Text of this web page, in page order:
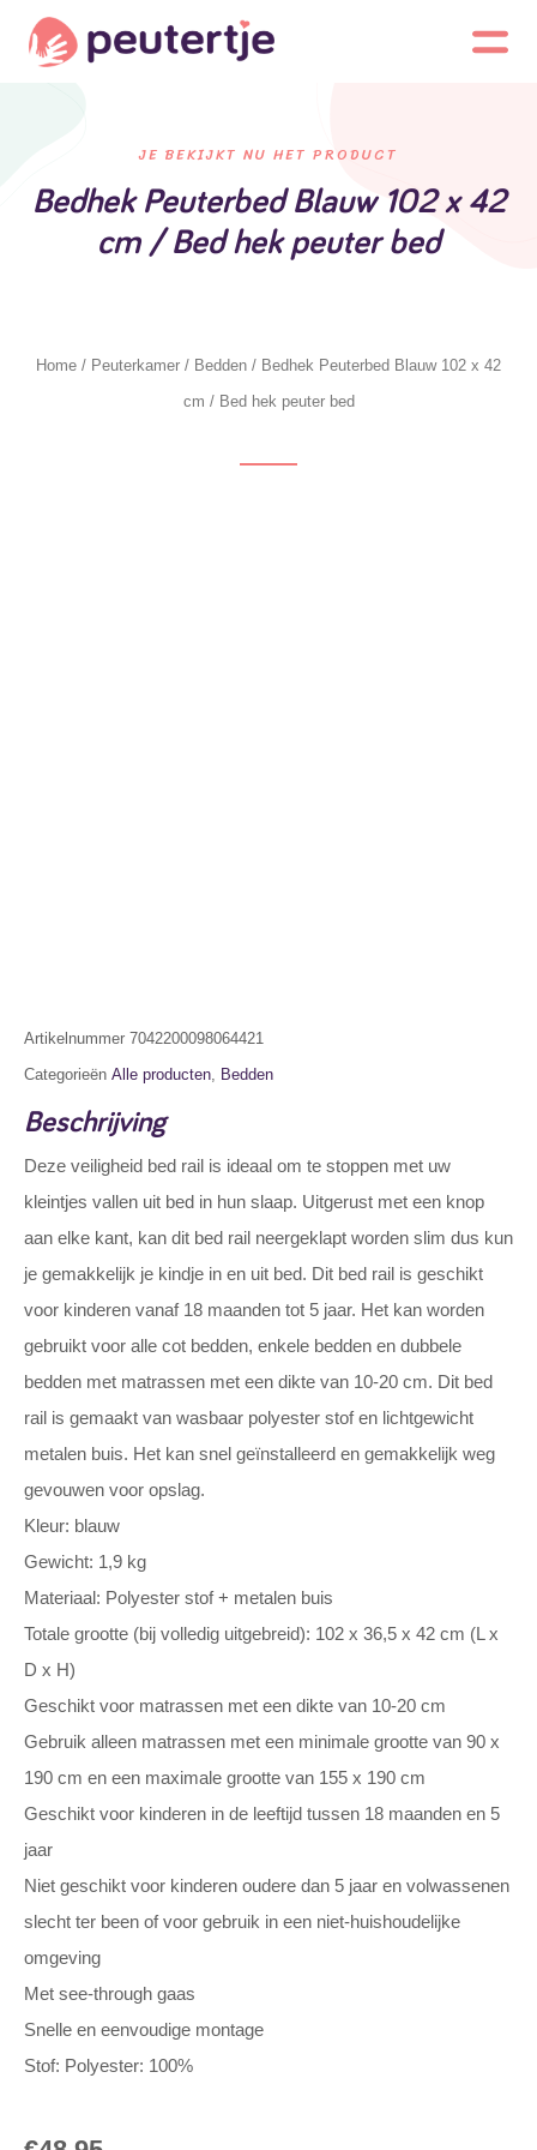
JE BEKIJKT NU HET PRODUCT
Bedhek Peuterbed Blauw 102 x 42
cm / Bed hek peuter bed
Home / Peuterkamer / Bedden / Bedhek Peuterbed Blauw 102 x 42
cm / Bed hek peuter bed
Artikelnummer 7042200098064421
Categorieën Alle producten, Bedden
Beschrijving
Deze veiligheid bed rail is ideaal om te stoppen met uw
kleintjes vallen uit bed in hun slaap. Uitgerust met een knop
aan elke kant, kan dit bed rail neergeklapt worden slim dus kun
je gemakkelijk je kindje in en uit bed. Dit bed rail is geschikt
voor kinderen vanaf 18 maanden tot 5 jaar. Het kan worden
gebruikt voor alle cot bedden, enkele bedden en dubbele
bedden met matrassen met een dikte van 10-20 cm. Dit bed
rail is gemaakt van wasbaar polyester stof en lichtgewicht
metalen buis. Het kan snel geïnstalleerd en gemakkelijk weg
gevouwen voor opslag.
Kleur: blauw
Gewicht: 1,9 kg
Materiaal: Polyester stof + metalen buis
Totale grootte (bij volledig uitgebreid): 102 x 36,5 x 42 cm (L x
D x H)
Geschikt voor matrassen met een dikte van 10-20 cm
Gebruik alleen matrassen met een minimale grootte van 90 x
190 cm en een maximale grootte van 155 x 190 cm
Geschikt voor kinderen in de leeftijd tussen 18 maanden en 5
jaar
Niet geschikt voor kinderen oudere dan 5 jaar en volwassenen
slecht ter been of voor gebruik in een niet-huishoudelijke
omgeving
Met see-through gaas
Snelle en eenvoudige montage
Stof: Polyester: 100%